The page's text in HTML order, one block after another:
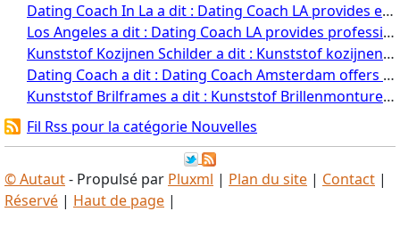
Dating Coach In La a dit : Dating Coach LA provides expert dating g...
Los Angeles a dit : Dating Coach LA provides professional da...
Kunststof Kozijnen Schilder a dit : Kunststof kozijnen schilder kunststof ko...
Dating Coach a dit : Dating Coach Amsterdam offers transforma...
Kunststof Brilframes a dit : Kunststof Brillenmonturen Estonia Hamst...
Fil Rss pour la catégorie Nouvelles
©Autaut- Propulsé par Pluxml | Plan du site | Contact |
Réservé | Haut de page |